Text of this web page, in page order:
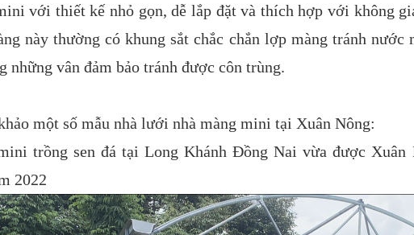
với thiết kế nhỏ gọn, dễ lắp đặt và thích hợp với không
này thường có khung sắt chắc chắn lợp màng tránh
những vân đảm bảo tránh được côn trùng.
một số mẫu nhà lưới nhà màng mini tại Xuân Nông:
trồng sen đá tại Long Khánh Đồng Nai vừa được Xuân
2022